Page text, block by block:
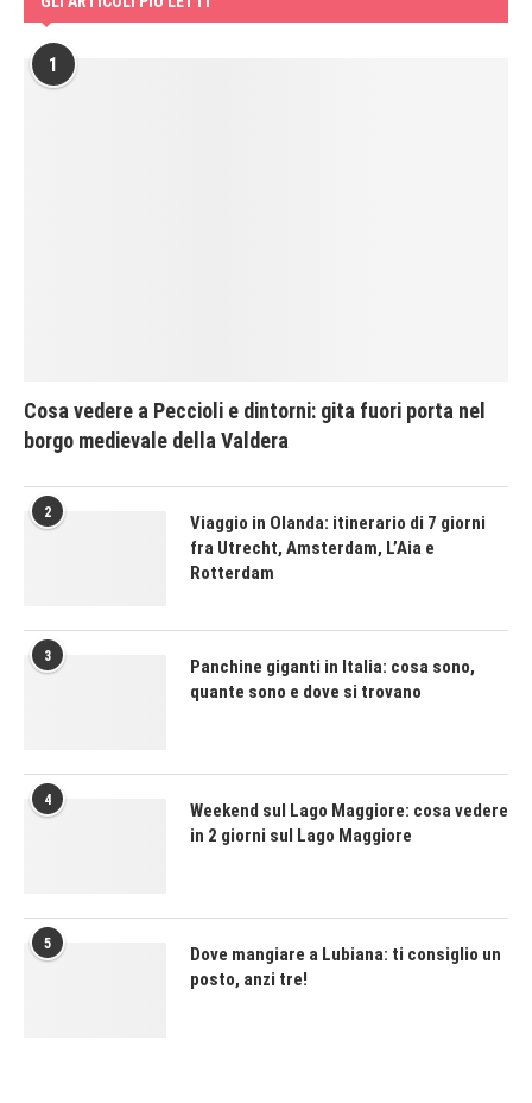
1
Cosa vedere a Peccioli e dintorni: gita fuori porta nel
borgo medievale della Valdera
2
Viaggio in Olanda: itinerario di 7 giorni
fra Utrecht, Amsterdam, L’Aia e
Rotterdam
3
Panchine giganti in Italia: cosa sono,
quante sono e dove si trovano
4
Weekend sul Lago Maggiore: cosa vedere
in 2 giorni sul Lago Maggiore
5
Dove mangiare a Lubiana: ti consiglio un
posto, anzi tre!